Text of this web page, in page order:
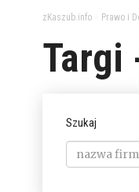
zKaszub.info> Prawo i
Targi
Szukaj